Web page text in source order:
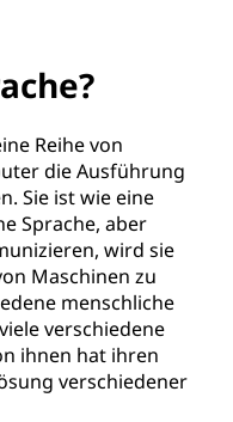
Reihe von
die Ausführung
Sie ist wie eine
Sprache, aber
wird sie
Maschinen zu
menschliche
verschiedene
ihnen hat ihren
verschiedener